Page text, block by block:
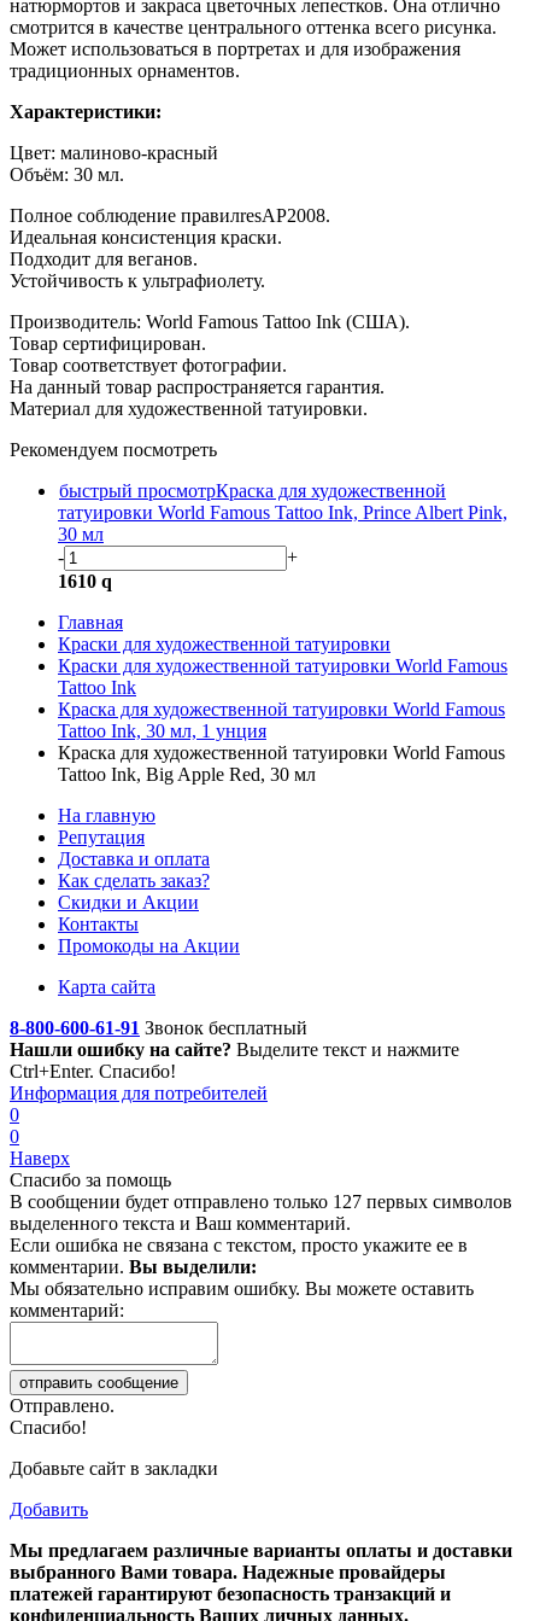
натюрмортов и закраса цветочных лепестков. Она отлично
смотрится в качестве центрального оттенка всего рисунка.
Может использоваться в портретах и для изображения
традиционных орнаментов.
Характеристики:
Цвет: малиново-красный
Объём: 30 мл.
Полное соблюдение правилresAP2008.
Идеальная консистенция краcки.
Подходит для веганов.
Устойчивость к ультрафиолету.
Производитель: World Famous Tattoo Ink (США).
Товар сертифицирован.
Товар соответствует фотографии.
На данный товар распространяется гарантия.
Материал для художественной татуировки.
Рекомендуем посмотреть
быстрый просмотрКраска для художественной
татуировки World Famous Tattoo Ink, Prince Albert Pink,
30 мл
-
+
1610 q
Главная
Краски для художественной татуировки
Краски для художественной татуировки World Famous
Tattoo Ink
Краска для художественной татуировки World Famous
Tattoo Ink, 30 мл, 1 унция
Краска для художественной татуировки World Famous
Tattoo Ink, Big Apple Red, 30 мл
На главную
Репутация
Доставка и оплата
Как сделать заказ?
Скидки и Акции
Контакты
Промокоды на Акции
Карта сайта
8-800-600-61-91 Звонок бесплатный
Нашли ошибку на сайте? Выделите текст и нажмите
Ctrl+Enter. Спасибо!
Информация для потребителей
0
0
Наверх
Спасибо за помощь
В сообщении будет отправлено только 127 первых символов
выделенного текста и Ваш комментарий.
Если ошибка не связана с текстом, просто укажите ее в
комментарии. Вы выделили:
Мы обязательно исправим ошибку. Вы можете оставить
комментарий:
Отправлено.
Спасибо!
Добавьте сайт в закладки
Добавить
Мы предлагаем различные варианты оплаты и доставки
выбранного Вами товара. Надежные провайдеры
платежей гарантируют безопасность транзакций и
конфиденциальность Ваших личных данных.